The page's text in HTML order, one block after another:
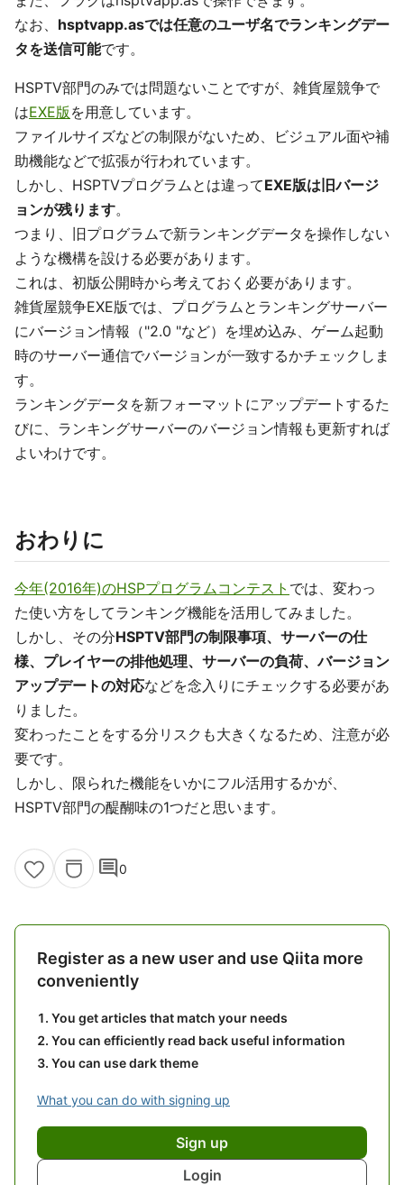
なお、 hsptvapp.asでは任意のユーザ名でランキングデー
タを送信可能です。
HSPTV部門のみでは問題ないことですが、雑貨屋競争で
はEXE版 を用意しています。
ファイルサイズなどの制限がないため、ビジュアル面や補
助機能などで拡張が行われています。
しかし、HSPTVプログラムとは違ってEXE版は旧バージ
ョンが残ります。
つまり、旧プログラムで新ランキングデータを操作しない
ような機構を設ける必要があります。
これは、初版公開時から考えておく必要があります。
雑貨屋競争EXE版では、プログラムとランキングサーバー
にバージョン情報（"2.0 "など）を埋め込み、ゲーム起動
時のサーバー通信でバージョンが一致するかチェックしま
す。
ランキングデータを新フォーマットにアップデートするた
びに、ランキングサーバーのバージョン情報も更新すれば
よいわけです。
おわりに
今年(2016年)のHSPプログラムコンテスト では、変わっ
た使い方をしてランキング機能を活用してみました。
しかし、その分HSPTV部門の制限事項、サーバーの仕
様、プレイヤーの排他処理、サーバーの負荷、バージョン
アップデートの対応などを念入りにチェックする必要があ
りました。
変わったことをする分リスクも大きくなるため、注意が必
要です。
しかし、限られた機能をいかにフル活用するかが、
HSPTV部門の醍醐味の1つだと思います。
comment0
Register as a new user and use Qiita more
conveniently
You get articles that match your needs
You can efficiently read back useful information
You can use dark theme
What you can do with signing up
Sign up
Login